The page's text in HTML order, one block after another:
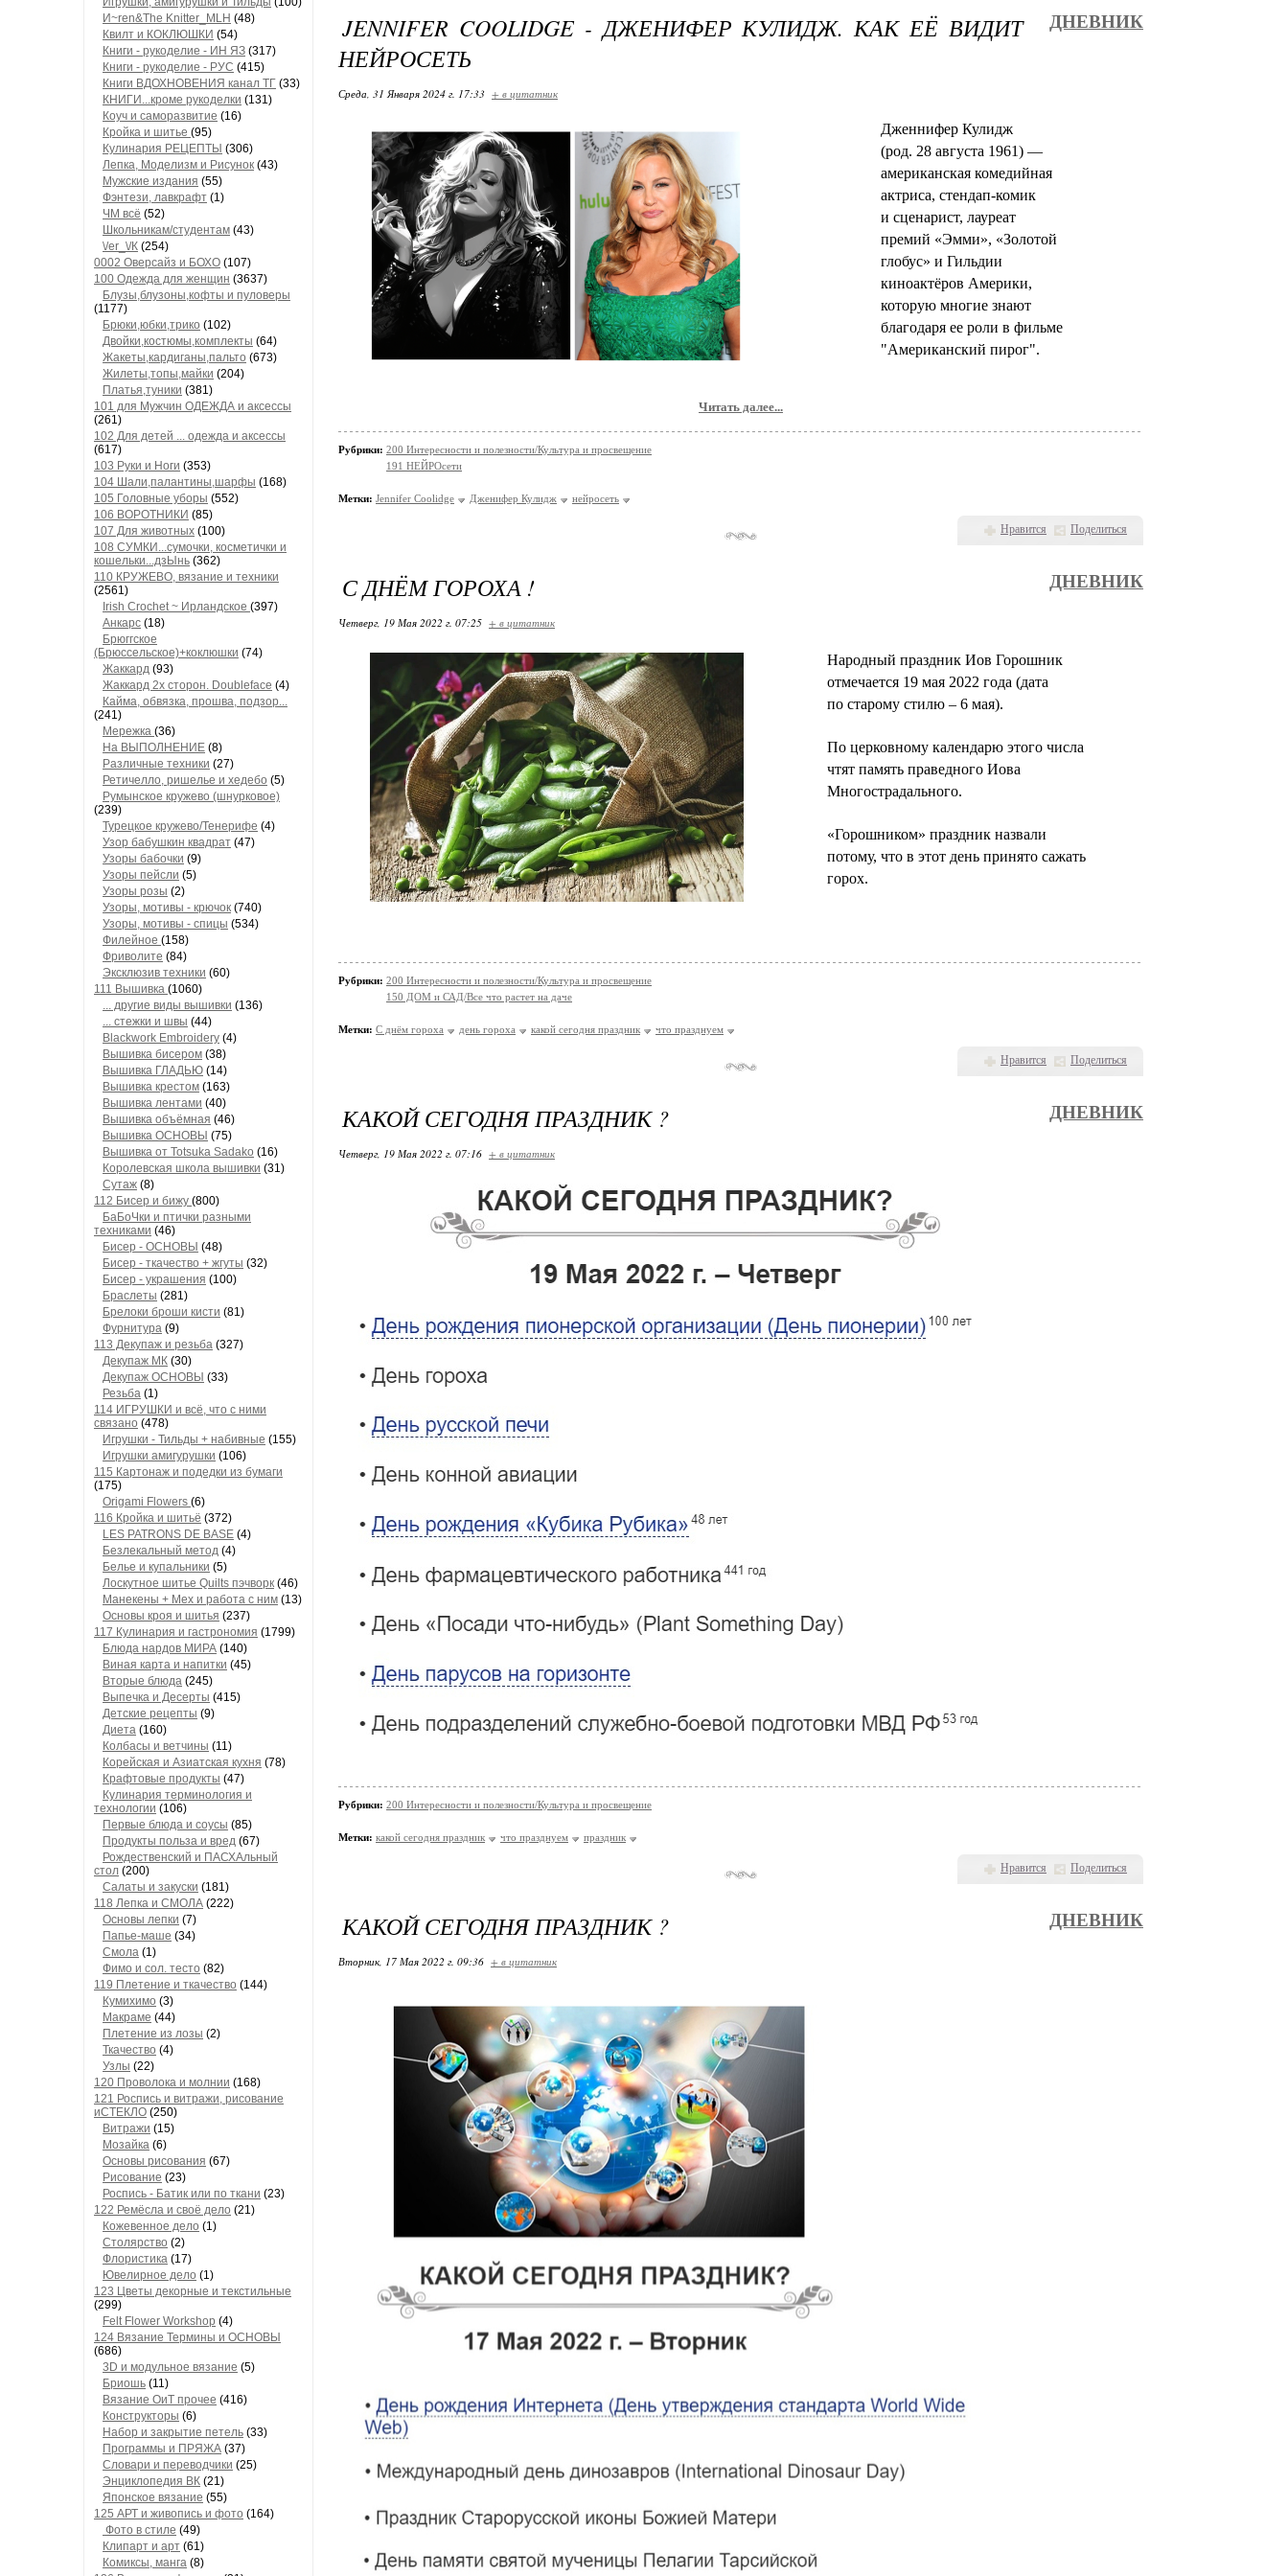
И~ren&The Knitter_MLH (48)
Квилт и КОКЛЮШКИ (54)
Книги - рукоделие - ИН ЯЗ (317)
Книги - рукоделие - РУС (415)
Книги ВДОХНОВЕНИЯ канал ТГ (33)
КНИГИ...кроме рукоделки (131)
Коуч и саморазвитие (16)
Кройка и шитье (95)
Кулинария РЕЦЕПТЫ (306)
Лепка, Моделизм и Рисунок (43)
Мужские издания (55)
Фэнтези, лавкрафт (1)
ЧМ всё (52)
Школьникам/студентам (43)
\/еr_\/К (254)
0002 Оверсайз и БОХО (107)
100 Одежда для женщин (3637)
Блузы,блузоны,кофты и пуловеры
(1177)
Брюки,юбки,трико (102)
Двойки,костюмы,комплекты (64)
Жакеты,кардиганы,пальто (673)
Жилеты,топы,майки (204)
Платья,туники (381)
101 для Мужчин ОДЕЖДА и аксессы
(261)
102 Для детей ... одежда и аксессы
(617)
103 Руки и Ноги (353)
104 Шали,палантины,шарфы (168)
105 Головные уборы (552)
106 ВОРОТНИКИ (85)
107 Для животных (100)
108 СУМКИ...сумочки, косметички и
кошельки...дзЫнь (362)
110 КРУЖЕВО, вязание и техники
(2561)
Irish Crochet ~ Ирландское (397)
Анкарс (18)
Брюггское
(Брюссельское)+коклюшки (74)
Жаккард (93)
Жаккард 2х сторон. Doubleface (4)
Кайма, обвязка, прошва, подзор...
(241)
Мережка (36)
На ВЫПОЛНЕНИЕ (8)
Различные техники (27)
Ретичелло, ришелье и хедебо (5)
Румынское кружево (шнурковое)
(239)
Турецкое кружево/Тенерифе (4)
Узор бабушкин квадрат (47)
Узоры бабочки (9)
Узоры пейсли (5)
Узоры розы (2)
Узоры, мотивы - крючок (740)
Узоры, мотивы - спицы (534)
Филейное (158)
Фриволите (84)
Эксклюзив техники (60)
111 Вышивка (1060)
... другие виды вышивки (136)
... стежки и швы (44)
Blackwork Embroidery (4)
Вышивка бисером (38)
Вышивка ГЛАДЬЮ (14)
Вышивка крестом (163)
Вышивка лентами (40)
Вышивка объёмная (46)
Вышивка ОСНОВЫ (75)
Вышивка от Totsuka Sadako (16)
Королевская школа вышивки (31)
Сутаж (8)
112 Бисер и бижу (800)
БаБоЧки и птички разными
техниками (46)
Бисер - ОСНОВЫ (48)
Бисер - ткачество + жгуты (32)
Бисер - украшения (100)
Браслеты (281)
Брелоки броши кисти (81)
Фурнитура (9)
113 Декупаж и резьба (327)
Декупаж МК (30)
Декупаж ОСНОВЫ (33)
Резьба (1)
114 ИГРУШКИ и всё, что с ними
связано (478)
Игрушки - Тильды + набивные (155)
Игрушки амигурушки (106)
115 Картонаж и подедки из бумаги
(175)
Origami Flowers (6)
116 Кройка и шитьё (372)
LES PATRONS DE BASE (4)
Безлекальный метод (4)
Белье и купальники (5)
Лоскутное шитье Quilts пэчворк (46)
Манекены + Мех и работа с ним (13)
Основы кроя и шитья (237)
117 Кулинария и гастрономия (1799)
Блюда нардов МИРА (140)
Виная карта и напитки (45)
Вторые блюда (245)
Выпечка и Десерты (415)
Детские рецепты (9)
Диета (160)
Колбасы и ветчины (11)
Корейская и Азиатская кухня (78)
Крафтовые продукты (47)
Кулинария терминология и
технологии (106)
Первые блюда и соусы (85)
Продукты польза и вред (67)
Рождественский и ПАСХАльный
стол (200)
Салаты и закуски (181)
118 Лепка и СМОЛА (222)
Основы лепки (7)
Папье-маше (34)
Смола (1)
Фимо и сол. тесто (82)
119 Плетение и ткачество (144)
Кумихимо (3)
Макраме (44)
Плетение из лозы (2)
Ткачество (4)
Узлы (22)
120 Проволока и молнии (168)
121 Роспись и витражи, рисование
иСТЕКЛО (250)
Витражи (15)
Мозайка (6)
Основы рисования (67)
Рисование (23)
Роспись - Батик или по ткани (23)
122 Ремёсла и своё дело (21)
Кожевенное дело (1)
Столярство (2)
Флористика (17)
Ювелирное дело (1)
123 Цветы декорные и текстильные
(299)
Felt Flower Workshop (4)
124 Вязание Термины и ОСНОВЫ
(686)
3D и модульное вязание (5)
Бриошь (11)
Вязание ОиТ прочее (416)
Конструкторы (6)
Набор и закрытие петель (33)
Программы и ПРЯЖА (37)
Словари и переводчики (25)
Энциклопедия ВК (21)
Японское вязание (55)
125 АРТ и живопись и фото (164)
Фото в стиле (49)
Клипарт и арт (61)
Комиксы, манга (8)
Нравится Поделиться
JENNIFER COOLIDGE - ДЖЕНИФЕР КУЛИДЖ. КАК ЕЁ ВИДИТ
НЕЙРОСЕТЬ
ДНЕВНИК
Среда, 31 Января 2024 г. 17:33 + в цитатник
Дженнифер Кулидж
(род. 28 августа 1961) —
американская комедийная
актриса, стендап-комик
и сценарист, лауреат
премий «Эмми», «Золотой
глобус» и Гильдии
киноактёров Америки,
которую многие знают
благодаря ее роли в фильме
"Американский пирог".
Читать далее...
Рубрики: 200 Интересности и полезности/Культура и просвещение
191 НЕЙРОсети
Метки: Jennifer Coolidge Дженифер Кулидж нейросеть
Нравится Поделиться
С ДНЁМ ГОРОХА ! ДНЕВНИК
Четверг, 19 Мая 2022 г. 07:25 + в цитатник
Народный праздник Иов Горошник
отмечается 19 мая 2022 года (дата
по старому стилю – 6 мая).
По церковному календарю этого числа
чтят память праведного Иова
Многострадального.
«Горошником» праздник назвали
потому, что в этот день принято сажать
горох.
Рубрики: 200 Интересности и полезности/Культура и просвещение
150 ДОМ и САД/Все что растет на даче
Метки: С днём гороха день гороха какой сегодня праздник что празднуем
Нравится Поделиться
КАКОЙ СЕГОДНЯ ПРАЗДНИК ? ДНЕВНИК
Четверг, 19 Мая 2022 г. 07:16 + в цитатник
Рубрики: 200 Интересности и полезности/Культура и просвещение
Метки: какой сегодня праздник что празднуем праздник
КАКОЙ СЕГОДНЯ ПРАЗДНИК ? ДНЕВНИК
Вторник, 17 Мая 2022 г. 09:36 + в цитатник